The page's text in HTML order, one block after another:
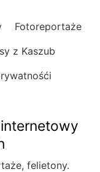
Fotoreportaże
z Kaszub
felietony.